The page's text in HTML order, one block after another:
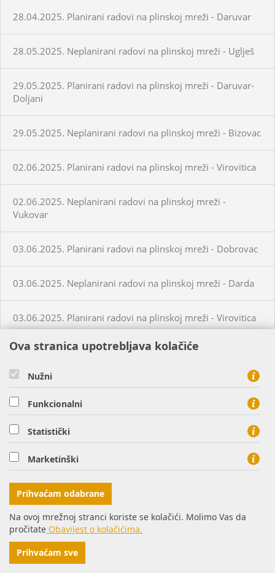
28.04.2025. Planirani radovi na plinskoj mreži - Daruvar
28.05.2025. Neplanirani radovi na plinskoj mreži - Uglješ
29.05.2025. Planirani radovi na plinskoj mreži - Daruvar-
Doljani
29.05.2025. Neplanirani radovi na plinskoj mreži - Bizovac
02.06.2025. Planirani radovi na plinskoj mreži - Virovitica
02.06.2025. Neplanirani radovi na plinskoj mreži -
Vukovar
03.06.2025. Planirani radovi na plinskoj mreži - Dobrovac
03.06.2025. Neplanirani radovi na plinskoj mreži - Darda
03.06.2025. Planirani radovi na plinskoj mreži - Virovitica
03.06.2025. Planirani radovi na plinskoj mreži - Virovitica
03.06.2025. Neplanirani radovi na plinskoj mreži - Čepin
04.06.2025. Neplanirani radovi na plinskoj mreži -
Habjanovci
05.06.2025. Planirani radovi na plinskoj mreži - Daruvar
05.06.2025. Planirani radovi na plinskoj mreži - Virovitica
Ova stranica upotrebljava kolačiće
Nužni
Funkcionalni
Statistički
Marketinški
Prihvaćam odabrane
Na ovoj mrežnoj stranci koriste se kolačići. Molimo Vas da
pročitate Obavijest o kolačićima.
Prihvaćam sve